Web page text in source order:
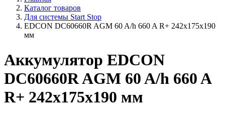
Каталог товаров
Для системы Start Stop
EDCON DC60660R AGM 60 A/h 660 A R+ 242x175x190
мм
Аккумулятор EDCON
DC60660R AGM 60 A/h 660 A
R+ 242x175x190 мм